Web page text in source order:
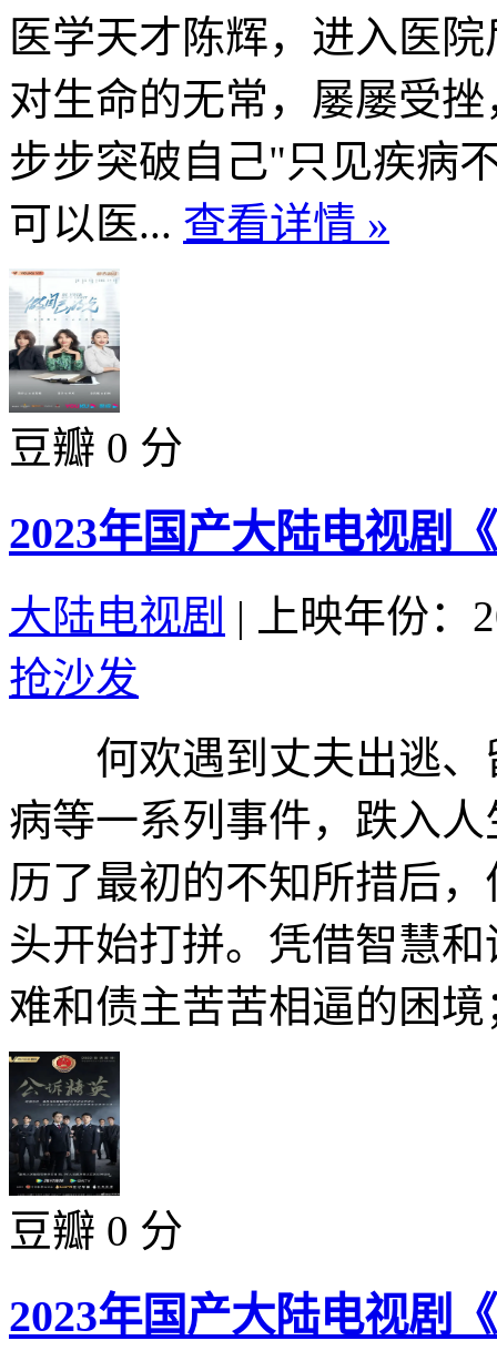
医学天才陈辉，进入医
对生命的无常，屡屡受
步步突破自己"只见疾病
可以医... 查看详情 »
豆瓣 0 分
2023年国产大陆电视剧
大陆电视剧 |
上映年份：
抢沙发
何欢遇到丈夫出逃、
病等一系列事件，跌入
历了最初的不知所措后
头开始打拼。凭借智慧
难和债主苦苦相逼的困
豆瓣 0 分
2023年国产大陆电视剧